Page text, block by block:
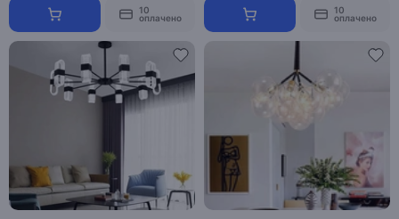
10
оплачено
10
оплачено